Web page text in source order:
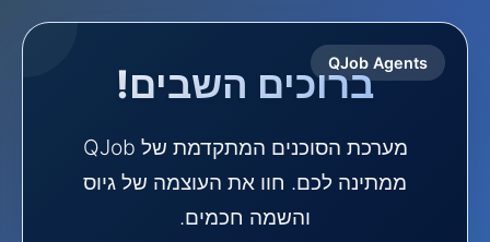
QJob Agentsברוכים השבים!
מערכת הסוכנים המתקדמת של QJob
ממתינה לכם. חוו את העוצמה של גיוס
והשמה חכמים.